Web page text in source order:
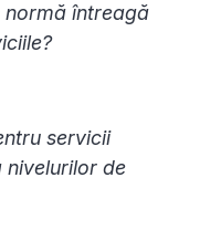
normă întreagă
servicii
nivelurilor de